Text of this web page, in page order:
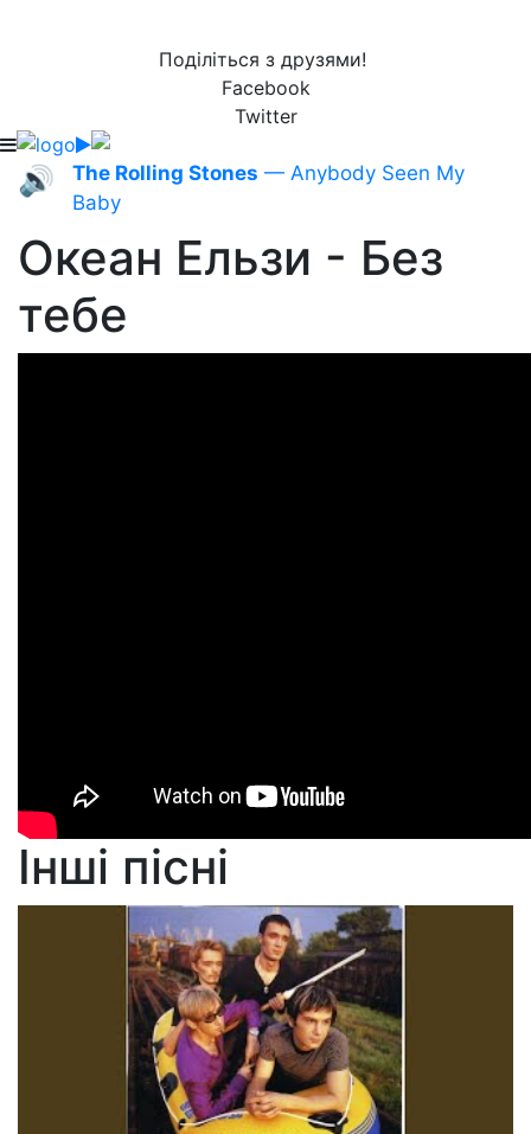
Поділіться з друзями!
Facebook
Twitter
🔊 The Rolling Stones — Anybody Seen My
Baby
Океан Ельзи - Без
тебе
Інші пісні